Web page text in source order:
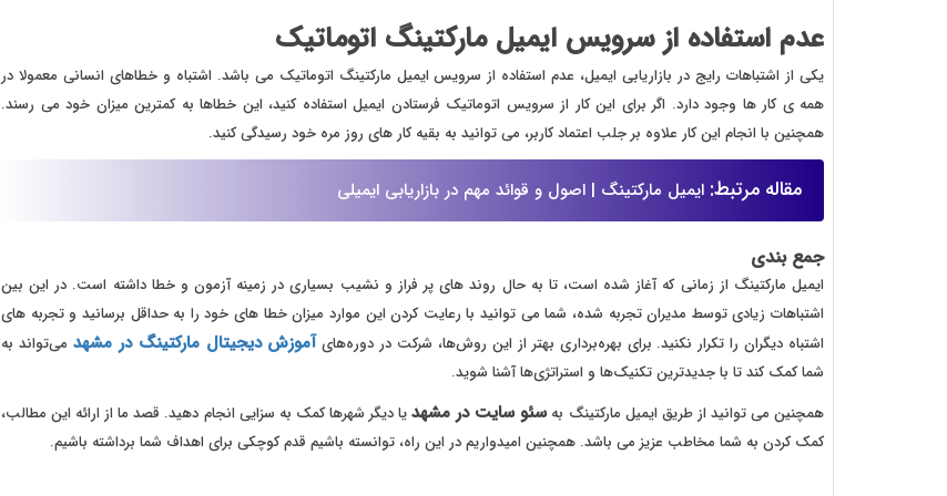
عدم استفاده از سرویس ایمیل مارکتینگ اتوماتیک
یکی از اشتباهات رایج در بازاریابی ایمیل، عدم استفاده از سرویس ایمیل مارکتینگ اتوماتیک می باشد. اشتباه و خطاهای انسانی معمولا در
همه ی کار ها وجود دارد. اگر برای این کار از سرویس اتوماتیک فرستادن ایمیل استفاده کنید، این خطاها به کمترین میزان خود می رسند.
همچنین با انجام این کار علاوه بر جلب اعتماد کاربر، می توانید به بقیه کار های روز مره خود رسیدگی کنید.
مقاله مرتبط: ایمیل مارکتینگ | اصول و قوائد مهم در بازاریابی ایمیلی
جمع بندی
ایمیل مارکتینگ از زمانی که آغاز شده است، تا به حال روند های پر فراز و نشیب بسیاری در زمینه آزمون و خطا داشته است. در این بین
اشتباهات زیادی توسط مدیران تجربه شده، شما می توانید با رعایت کردن این موارد میزان خطا های خود را به حداقل برسانید و تجربه های
اشتباه دیگران را تکرار نکنید. برای بهره‌برداری بهتر از این روش‌ها، شرکت در دوره‌های آموزش دیجیتال مارکتینگ در مشهد می‌تواند به
شما کمک کند تا با جدیدترین تکنیک‌ها و استراتژی‌ها آشنا شوید.
همچنین می توانید از طریق ایمیل مارکتینگ بهسئو سایت در مشهدیا دیگر شهرها کمک به سزایی انجام دهید. قصد ما از ارائه این مطالب،
کمک کردن به شما مخاطب عزیز می باشد. همچنین امیدواریم در این راه، توانسته باشیم قدم کوچکی برای اهداف شما برداشته باشیم.